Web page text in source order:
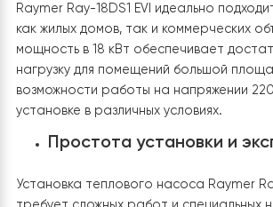
энергии
Raymer Ray-18DS1 EVI обладает
энергоэффективностью и
этот насос способен работать
производительность.